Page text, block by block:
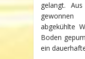
gelangt.
abgekühlte
Boden
ein